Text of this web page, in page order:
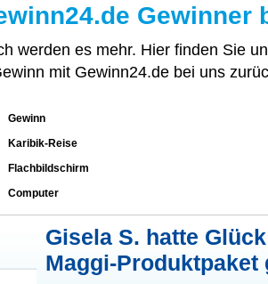
Gewinner
werden es mehr. Hier finden Sie
mit Gewinn24.de bei uns
Gewinn
Karibik-Reise
Flachbildschirm
Computer
Gisela S. hatte
Maggi-Produktpaket